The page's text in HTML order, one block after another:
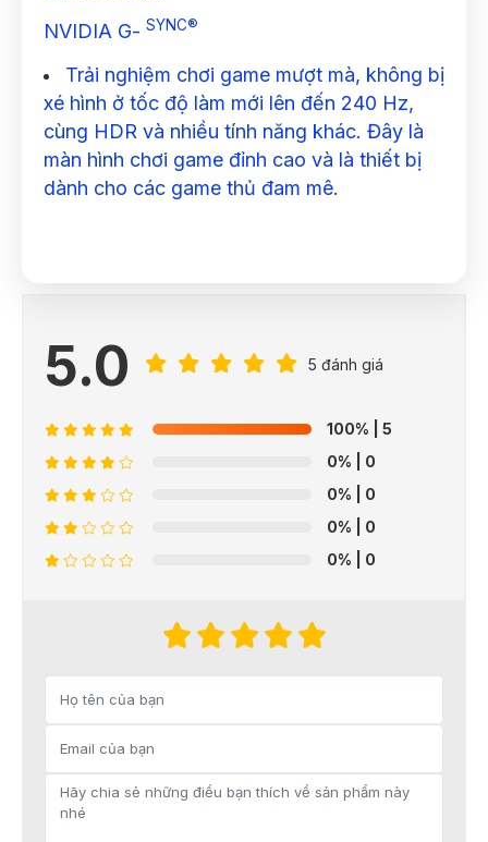
NVIDIA G- SYNC®
Trải nghiệm chơi game mượt mà, không bị
xé hình ở tốc độ làm mới lên đến 240 Hz,
cùng HDR và ​​nhiều tính năng khác. Đây là
màn hình chơi game đỉnh cao và là thiết bị
dành cho các game thủ đam mê.
5.0 5 đánh giá
100% | 5
0% | 0
0% | 0
0% | 0
0% | 0